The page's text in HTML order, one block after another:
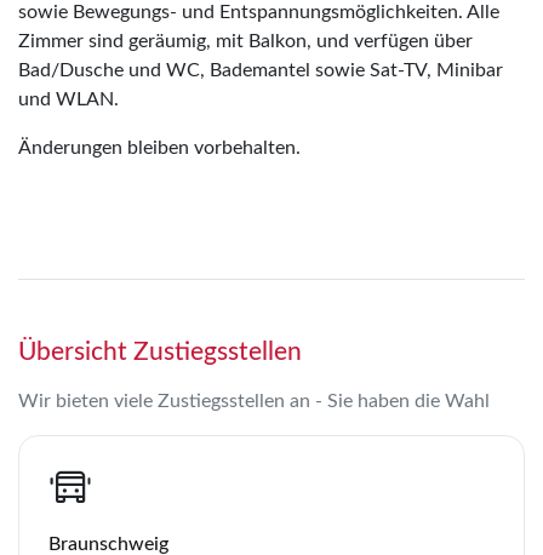
sowie Bewegungs- und Entspannungsmöglichkeiten. Alle
Zimmer sind geräumig, mit Balkon, und verfügen über
Bad/Dusche und WC, Bademantel sowie Sat-TV, Minibar
und WLAN.
Änderungen bleiben vorbehalten.
Übersicht Zustiegsstellen
Wir bieten viele Zustiegsstellen an - Sie haben die Wahl
Braunschweig